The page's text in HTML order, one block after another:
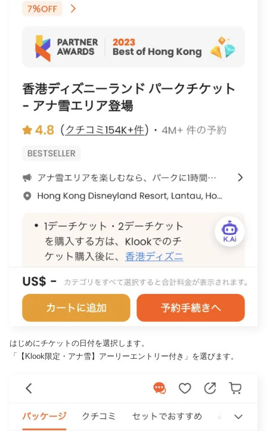
はじめにチケットの日付を選択します。
「【Klook限定・アナ雪】アーリーエントリー付き」を選びます。